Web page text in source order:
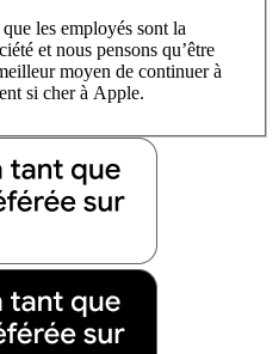
les employés sont la
et nous pensons qu’être
moyen de continuer à
si cher à Apple.